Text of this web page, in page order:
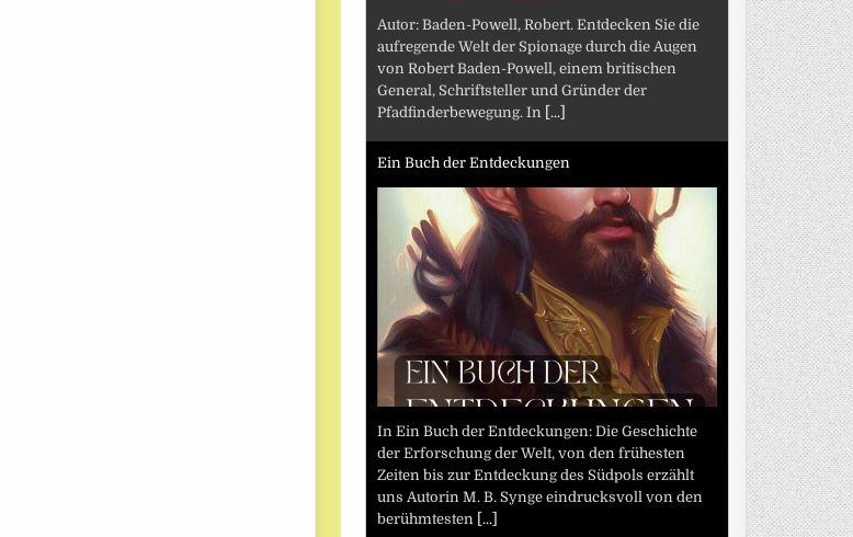
Autor: Baden-Powell, Robert. Entdecken Sie die
aufregende Welt der Spionage durch die Augen
von Robert Baden-Powell, einem britischen
General, Schriftsteller und Gründer der
Pfadfinderbewegung. In [...]
Ein Buch der Entdeckungen
In Ein Buch der Entdeckungen: Die Geschichte
der Erforschung der Welt, von den frühesten
Zeiten bis zur Entdeckung des Südpols erzählt
uns Autorin M. B. Synge eindrucksvoll von den
berühmtesten [...]